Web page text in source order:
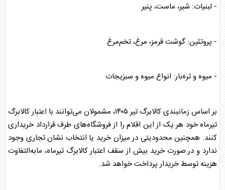
- لبنیات: شیر، ماست، پنیر
- پروتئین: گوشت قرمز، مرغ، تخم‌مرغ
- میوه و تره‌بار: انواع میوه و سبزیجات
بر اساس زمانبندیکالابرگ تیر ۱۴۰۵، مشمولان می‌توانند با اعتبار
کالابرگ
تیرماه خود هر یک از این اقلام را از فروشگاه‌های طرف قرارداد خریداری
کنند. همچنین محدودیتی در میزان خرید یا انتخاب نشان تجاری وجود
ندارد و در صورت خرید بیش از سقف اعتبارکالابرگ تیرماه، مابه‌التفاوت
هزینه توسط خریدار پرداخت خواهد شد.